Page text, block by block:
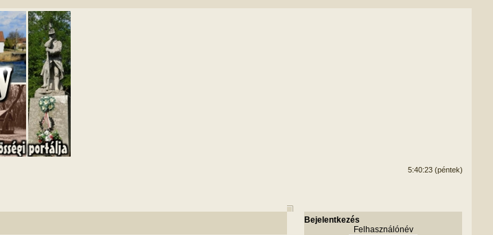
5:40:23 (péntek)
Bejelentkezés
Felhasználónév